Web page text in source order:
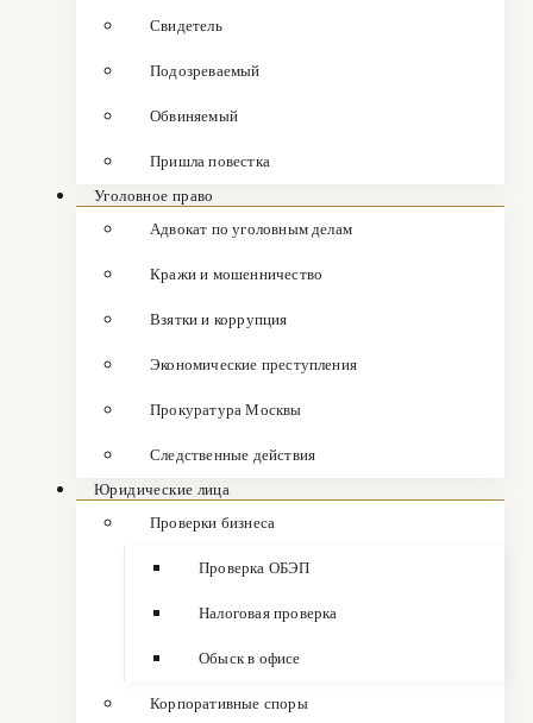
Свидетель
Подозреваемый
Обвиняемый
Пришла повестка
Уголовное право
Адвокат по уголовным делам
Кражи и мошенничество
Взятки и коррупция
Экономические преступления
Прокуратура Москвы
Следственные действия
Юридические лица
Проверки бизнеса
Проверка ОБЭП
Налоговая проверка
Обыск в офисе
Корпоративные споры